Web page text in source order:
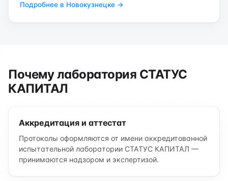
Подробнее в Новокузнецке →
Почему лаборатория СТАТУС
КАПИТАЛ
Аккредитация и аттестат
Протоколы оформляются от имени аккредитованной
испытательной лаборатории СТАТУС КАПИТАЛ —
принимаются надзором и экспертизой.